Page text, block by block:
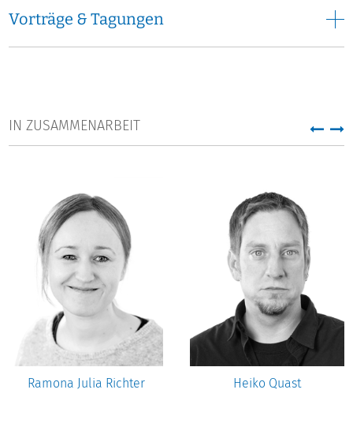
Vorträge & Tagungen
IN ZUSAMMENARBEIT
Ramona Julia Richter Heiko Quast